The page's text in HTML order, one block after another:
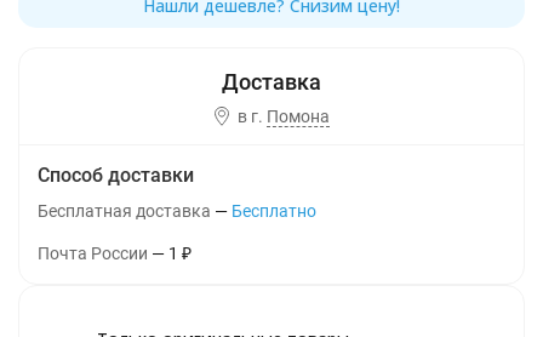
в г. Помона
Способ доставки
Бесплатная доставка Бесплатно
Почта России 1 ₽